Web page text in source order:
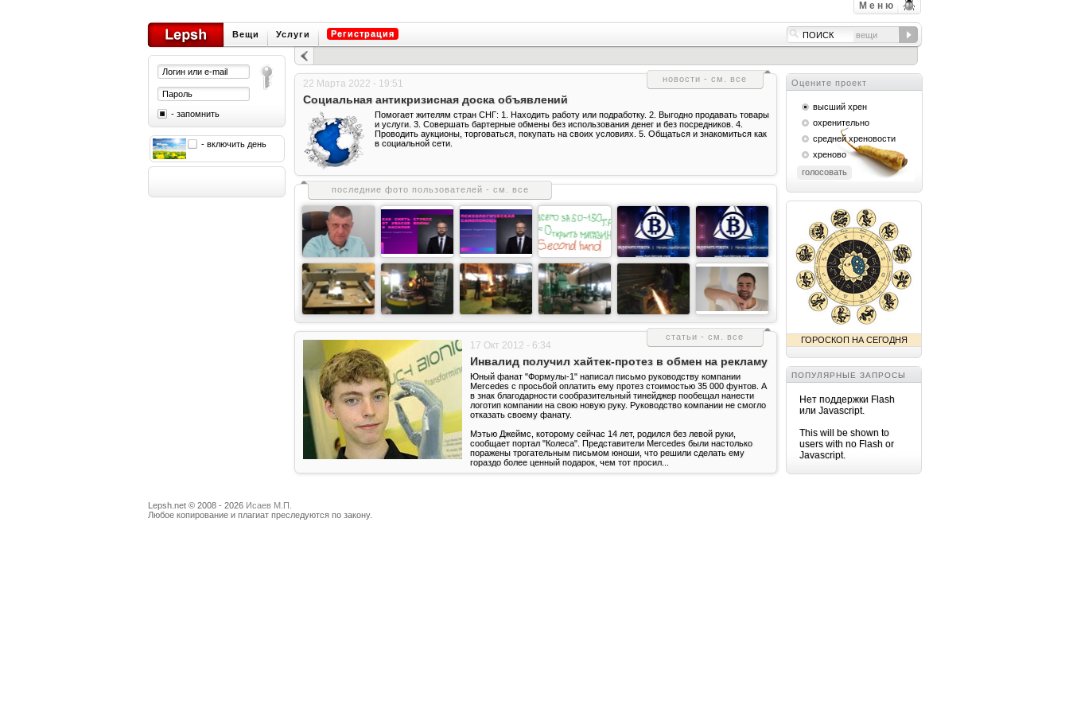
Меню
Вещи Услуги Регистрация
новости - см. все
22 Марта 2022 - 19:51
Социальная антикризисная доска объявлений
Помогает жителям стран СНГ: 1. Находить работу или подработку. 2. Выгодно продавать товары
и услуги. 3. Совершать бартерные обмены без использования денег и без посредников. 4.
Проводить аукционы, торговаться, покупать на своих условиях. 5. Общаться и знакомиться как
в социальной сети.
последние фото пользователей - см. все
статьи - см. все
17 Окт 2012 - 6:34
Инвалид получил хайтек-протез в обмен на рекламу
Юный фанат "Формулы-1" написал письмо руководству компании
Mercedes с просьбой оплатить ему протез стоимостью 35 000 фунтов. А
в знак благодарности сообразительный тинейджер пообещал нанести
логотип компании на свою новую руку. Руководство компании не смогло
отказать своему фанату.
Мэтью Джеймс, которому сейчас 14 лет, родился без левой руки,
сообщает портал "Колеса". Представители Mercedes были настолько
поражены трогательным письмом юноши, что решили сделать ему
гораздо более ценный подарок, чем тот просил...
Оцените проект
высший хрен
охренительно
средней хреновости
хреново
голосовать
ГОРОСКОП НА СЕГОДНЯ
ПОПУЛЯРНЫЕ ЗАПРОСЫ
Нет поддержки Flash
или Javascript.
This will be shown to
users with no Flash or
Javascript.
- запомнить
- включить день
Lepsh.net © 2008 - 2026 Исаев М.П.
Любое копирование и плагиат преследуются по закону.